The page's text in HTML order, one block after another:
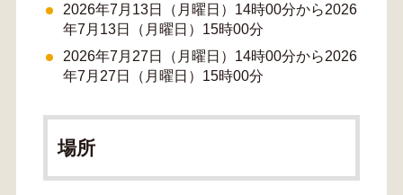
2026年7月13日（月曜日）14時00分から2026
年7月13日（月曜日）15時00分
2026年7月27日（月曜日）14時00分から2026
年7月27日（月曜日）15時00分
場所